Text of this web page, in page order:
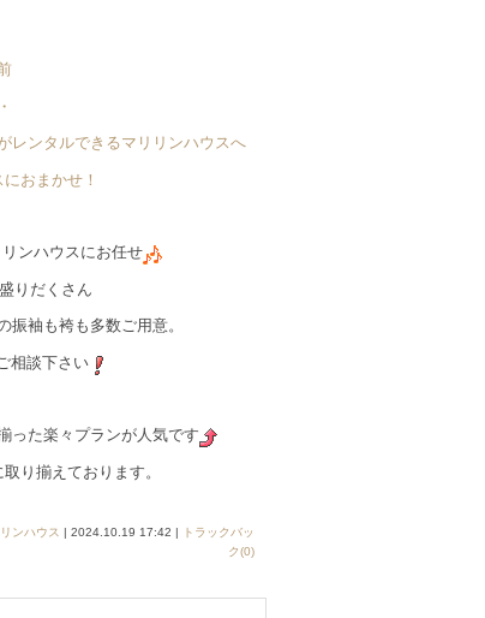
レンタルできるマリリンハウスへ
おまかせ！
ンハウスにお任せ
りだくさん
袖も袴も多数ご用意。
相談下さい
った楽々プランが人気です
り揃えております。
ンハウス | 2024.10.19 17:42 |
トラックバッ
ク(0)